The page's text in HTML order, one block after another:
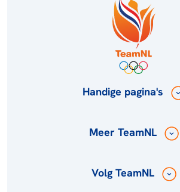
Handige pagina's
Meer TeamNL
Volg TeamNL